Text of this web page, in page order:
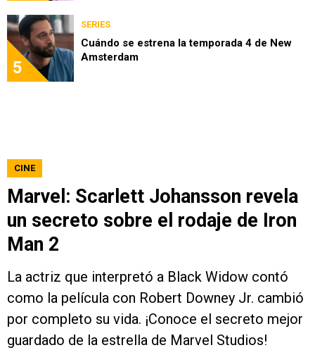
5
SERIES
Cuándo se estrena la temporada 4 de New
Amsterdam
CINE
Marvel: Scarlett Johansson revela
un secreto sobre el rodaje de Iron
Man 2
La actriz que interpretó a Black Widow contó
como la película con Robert Downey Jr. cambió
por completo su vida. ¡Conoce el secreto mejor
guardado de la estrella de Marvel Studios!